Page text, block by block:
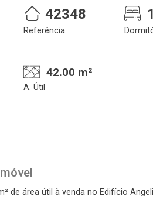
42348
Referência
1
42.00 m²
A. Útil
de área útil à venda no Edifício07/08/